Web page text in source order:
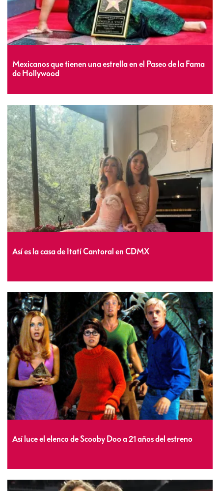
Mexicanos que tienen una estrella en el Paseo de la Fama
de Hollywood
Así es la casa de Itatí Cantoral en CDMX
Así luce el elenco de Scooby Doo a 21 años del estreno